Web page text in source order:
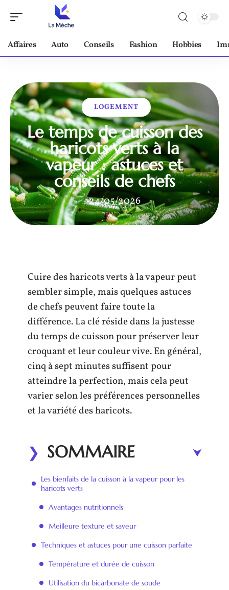
Affaires Auto Conseils Fashion Hobbies
LOGEMENT
Le temps de cuisson des
haricots verts à la
vapeur : astuces et
conseils de chefs
24/05/2026
Cuire des haricots verts à la vapeur peut
sembler simple, mais quelques astuces
de chefs peuvent faire toute la
différence. La clé réside dans la justesse
du temps de cuisson pour préserver leur
croquant et leur couleur vive. En général,
cinq à sept minutes suffisent pour
atteindre la perfection, mais cela peut
varier selon les préférences personnelles
et la variété des haricots.
SOMMAIRE
Les bienfaits de la cuisson à la vapeur pour les
haricots verts
Avantages nutritionnels
Meilleure texture et saveur
Techniques et astuces pour une cuisson parfaite
Température et durée de cuisson
Utilisation du bicarbonate de soude